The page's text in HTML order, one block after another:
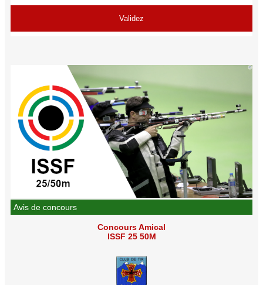
Avis de concours
Concours Amical
ISSF 25 50M